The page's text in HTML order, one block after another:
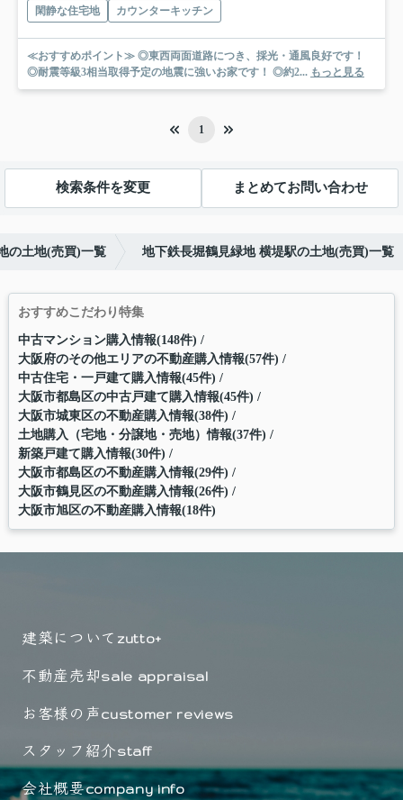
閑静な住宅地
カウンターキッチン
≪おすすめポイント≫ ◎東西両面道路につき、採光・通風良好です！
◎耐震等級3相当取得予定の地震に強いお家です！ ◎約2... もっと見る
1
検索条件を変更 まとめてお問い合わせ
の土地(売買)一覧 地下鉄長堀鶴見緑地 横堤駅の土地(売買)一覧
おすすめこだわり特集
中古マンション購入情報(148件)
大阪府のその他エリアの不動産購入情報(57件)
中古住宅・一戸建て購入情報(45件)
大阪市都島区の中古戸建て購入情報(45件)
大阪市城東区の不動産購入情報(38件)
土地購入（宅地・分譲地・売地）情報(37件)
新築戸建て購入情報(30件)
大阪市都島区の不動産購入情報(29件)
大阪市鶴見区の不動産購入情報(26件)
大阪市旭区の不動産購入情報(18件)
建築について zutto+
不動産売却sale appraisal
お客様の声customer reviews
スタッフ紹介staff
会社概要company info